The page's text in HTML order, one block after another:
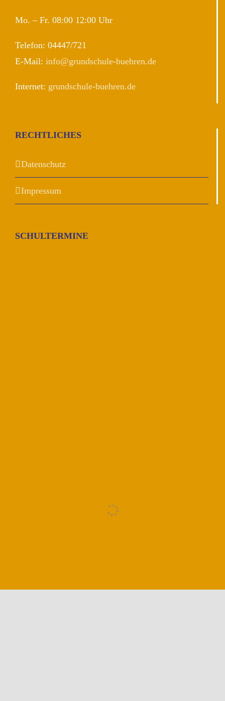
Mo. – Fr. 08:00 12:00 Uhr
Telefon: 04447/721
E-Mail: info@grundschule-buehren.de
Internet: grundschule-buehren.de
RECHTLICHES
Datenschutz
Impressum
SCHULTERMINE